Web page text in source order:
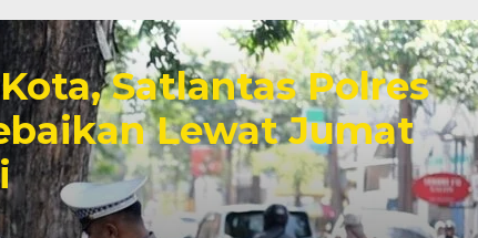
Distribusikan 8.000
Warga Ngambon